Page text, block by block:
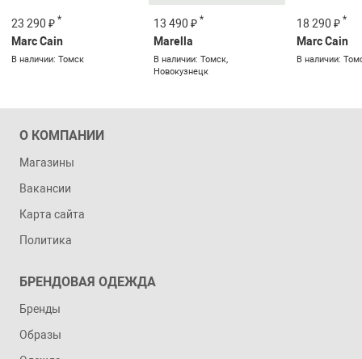
23 290 ₽ *
Marc Cain
В наличии: Томск
13 490 ₽ *
Marella
В наличии: Томск,
Новокузнецк
18 290 ₽ *
Marc Cain
В наличии:
О КОМПАНИИ
Магазины
Вакансии
Карта сайта
Политика
БРЕНДОВАЯ ОДЕЖДА
Бренды
Образы